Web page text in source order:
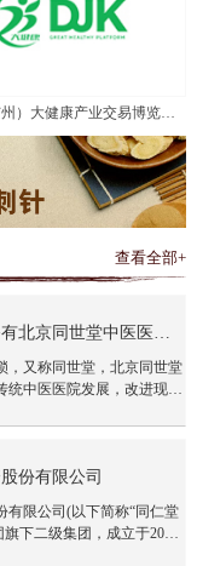
）大健康产业交易博览会
DJK
查看全部+
北京同世堂中医医院
，又称同世堂，北京同世堂
中医医院发展，改进现有
步实现中医门诊医院管理现
集团至今已成立十几年，
、青岛、石家庄、沈阳等地
院实体。拥有强大的运营团
份有限公司
有限公司(以下简称“同仁堂
下二级集团，成立于2015